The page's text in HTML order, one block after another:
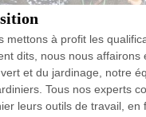
mettons à profit les
dits, nous nous affairons
et du jardinage, notre
Tous nos experts
leurs outils de travail, en